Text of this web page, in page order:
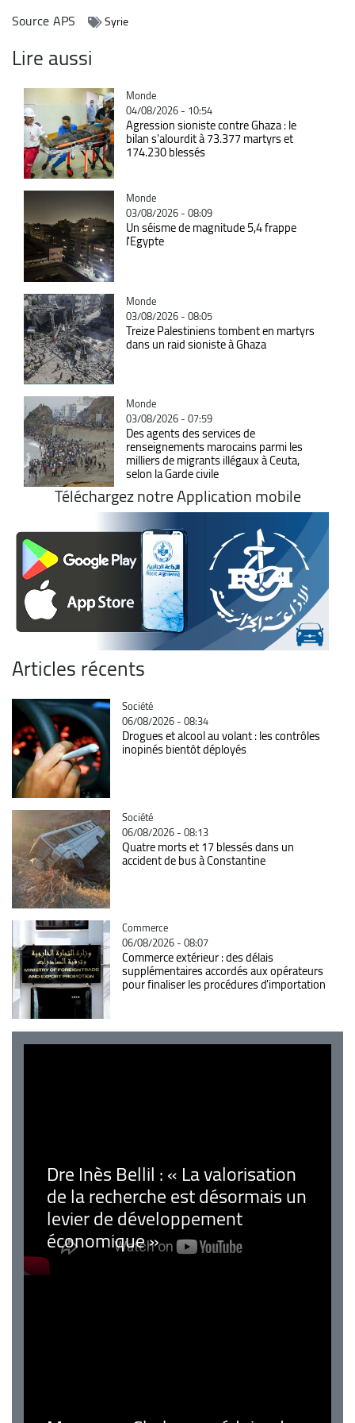
SourceAPS Syrie
Lire aussi
Catégorie
Monde
04/08/2026 - 10:54
Agression sioniste contre Ghaza : le
bilan s'alourdit à 73.377 martyrs et
174.230 blessés
Catégorie
Monde
03/08/2026 - 08:09
Un séisme de magnitude 5,4 frappe
l'Egypte
Catégorie
Monde
03/08/2026 - 08:05
Treize Palestiniens tombent en martyrs
dans un raid sioniste à Ghaza
Catégorie
Monde
03/08/2026 - 07:59
Des agents des services de
renseignements marocains parmi les
milliers de migrants illégaux à Ceuta,
selon la Garde civile
Téléchargez notre Application mobile
Articles récents
Catégorie
Société
06/08/2026 - 08:34
Drogues et alcool au volant : les contrôles
inopinés bientôt déployés
Catégorie
Société
06/08/2026 - 08:13
Quatre morts et 17 blessés dans un
accident de bus à Constantine
Catégorie
Commerce
06/08/2026 - 08:07
Commerce extérieur : des délais
supplémentaires accordés aux opérateurs
pour finaliser les procédures d'importation
Dre Inès Bellil : « La valorisation
de la recherche est désormais un
levier de développement
économique »